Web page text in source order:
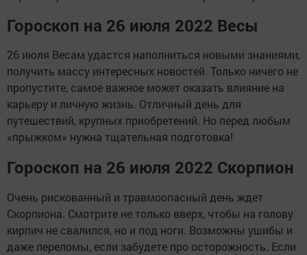
Гороскоп на 26 июля 2022 Весы
26 июля Весам удастся наполниться новыми знаниями,
получить массу интересных новостей. Только ничего не
пропустите, самое важное может оказать влияние на
карьеру и личную жизнь. Отличный день для
путешествий, крупных приобретений. Но перед любым
«прыжком» нужна тщательная подготовка!
Гороскоп на 26 июля 2022 Скорпион
Очень рискованный и травмоопасный день ждет
Скорпиона. Смотрите не только вверх, чтобы на голову
кирпич не свалился, но и под ноги. Возможны ушибы и
даже переломы, если забудете про осторожность. Если